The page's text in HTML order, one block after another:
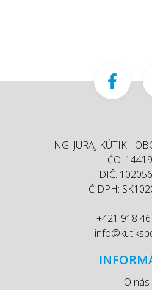
ING. JURAJ KÚTIK -
IČO:
DIČ:
IČ DPH:
+421 918
O nás